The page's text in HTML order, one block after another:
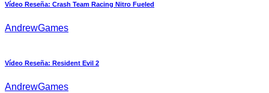
Vídeo Reseña: Crash Team Racing Nitro Fueled
AndrewGames
Vídeo Reseña: Resident Evil 2
AndrewGames